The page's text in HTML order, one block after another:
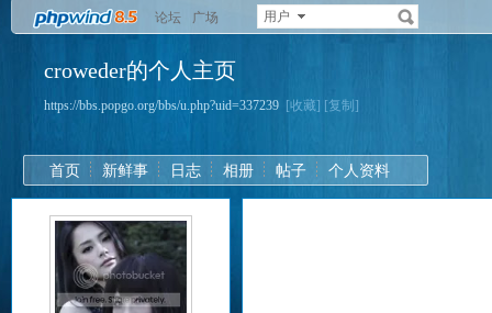
论坛 广场 用户
croweder的个人主页
https://bbs.popgo.org/bbs/u.php?uid=337239 [收藏] [复制]
首页 新鲜事 日志 相册 帖子 个人资料